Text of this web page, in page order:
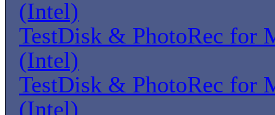
(Intel)
TestDisk & PhotoRec for
(Intel)
TestDisk & PhotoRec for
(Intel)